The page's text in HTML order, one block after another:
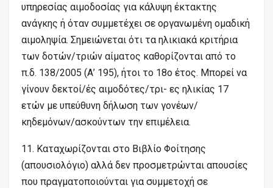
υπηρεσίας αιμοδοσίας για κάλυψη έκτακτης
ανάγκης ή όταν συμμετέχει σε οργανωμένη ομαδική
αιμοληψία. Σημειώνεται ότι τα ηλικιακά κριτήρια
των δοτών/τριών αίματος καθορίζονται από το
π.δ. 138/2005 (Α’ 195), ήτοι το 18ο έτος. Μπορεί να
γίνουν δεκτοί/ές αιμοδότες/τρι- ες ηλικίας 17
ετών με υπεύθυνη δήλωση των γονέων/
κηδεμόνων/ασκούντων την επιμέλεια.
11. Καταχωρίζονται στο Βιβλίο Φοίτησης
(απουσιολόγιο) αλλά δεν προσμετρώνται απουσίες
που πραγματοποιούνται για συμμετοχή σε